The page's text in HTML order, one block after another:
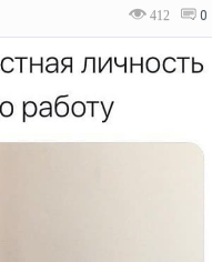
412 0